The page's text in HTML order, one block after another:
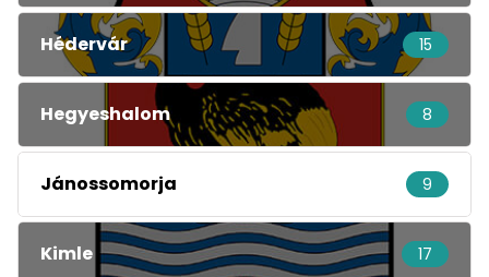
Hédervár 15
Hegyeshalom 8
Jánossomorja 9
Kimle 17